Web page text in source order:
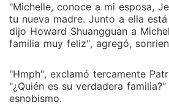
"Michelle, conoce a mi esposa,
tu nueva madre. Junto a ella
dijo Howard Shuangguan a
familia muy feliz", agregó,
"Hmph", exclamó tercamente
"¿Quién es su verdadera
esnobismo.